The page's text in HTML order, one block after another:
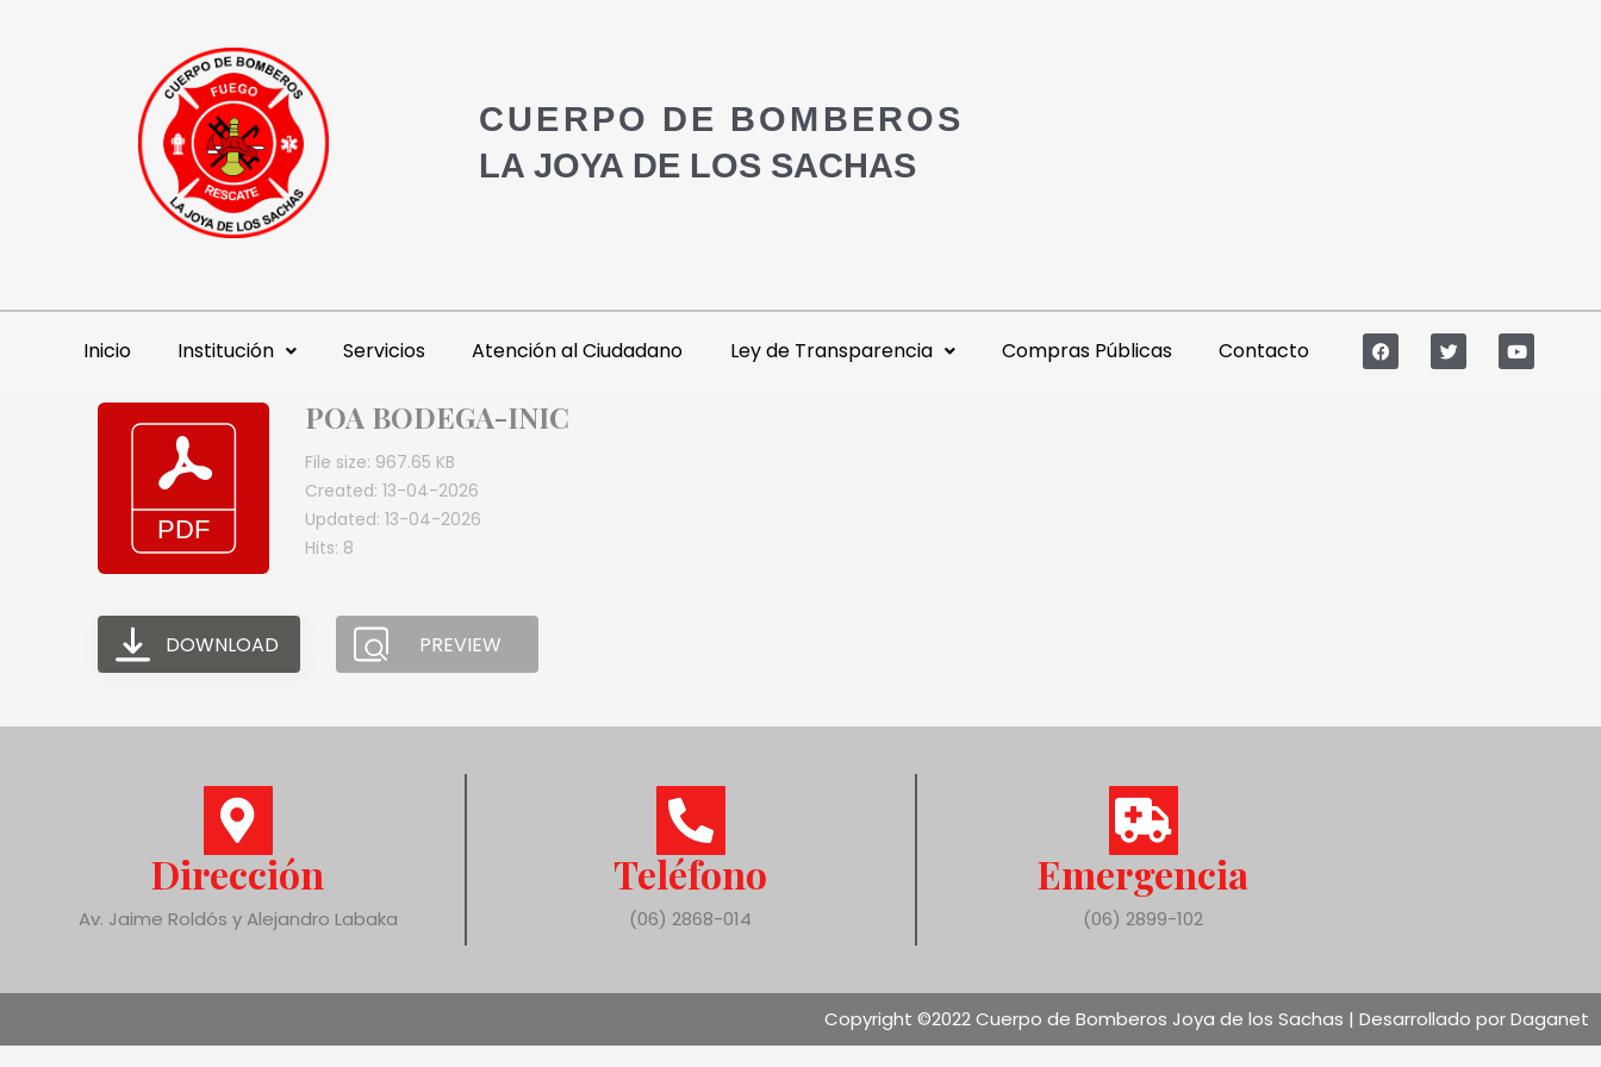
CUERPO DE BOMBEROS
LA JOYA DE LOS SACHAS
Inicio Institución Servicios Atención al Ciudadano Ley de Transparencia Compras Públicas Contacto
POA BODEGA-INIC
File size: 967.65 KB
Created: 13-04-2026
Updated: 13-04-2026
Hits: 8
DOWNLOAD PREVIEW
Dirección
Av. Jaime Roldós y Alejandro Labaka
Teléfono
(06) 2868-014
Emergencia
(06) 2899-102
Copyright ©2022 Cuerpo de Bomberos Joya de los Sachas | Desarrollado por Daganet